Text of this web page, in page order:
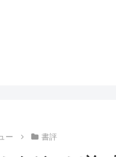
ー 書評